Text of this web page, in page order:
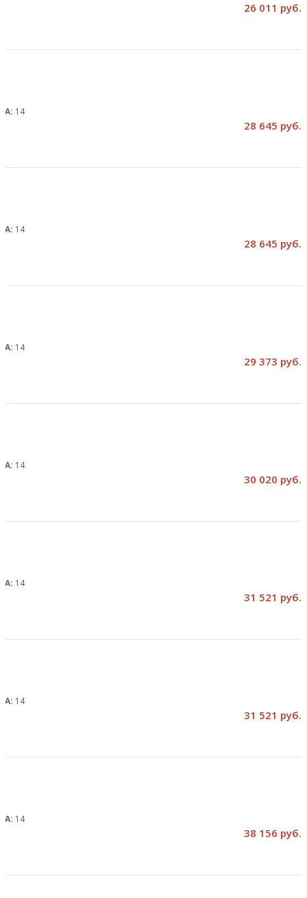
26 011 руб.
А: 14
28 645 руб.
А: 14
28 645 руб.
А: 14
29 373 руб.
А: 14
30 020 руб.
А: 14
31 521 руб.
А: 14
31 521 руб.
А: 14
38 156 руб.